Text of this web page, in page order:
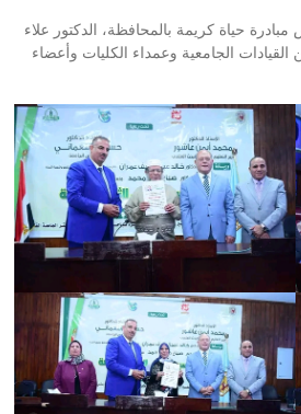
حياة كريمة بالمحافظة، الدكتور علاء
الجامعية وعمداء الكليات وأعضاء